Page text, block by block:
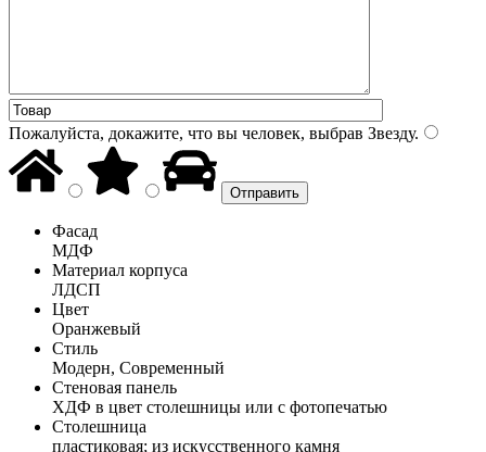
Пожалуйста, докажите, что вы человек, выбрав Звезду.
Фасад
МДФ
Материал корпуса
ЛДСП
Цвет
Оранжевый
Стиль
Модерн, Современный
Стеновая панель
ХДФ в цвет столешницы или с фотопечатью
Столешница
пластиковая; из искусственного камня